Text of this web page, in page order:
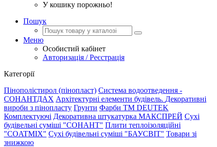
У кошику порожньо!
Пошук
Меню
Особистий кабінет
Авторизація / Реєстрація
Категорії
Пінополістирол (пінопласт) Система водоотведення -
СОНАНТДАХ Архітектурні елементи будівель. Декоративні
вироби з пінопласту Грунти Фарби ТМ DEUTEK
Комплектуючі Декоративна штукатурка МАКСПРЕЙ Сухі
будівельні суміші "СОНАНТ" Плити теплоізоляційні
"COATMIX" Сухі будівельні суміші "БАУСВІТ" Товари зі
знижкою